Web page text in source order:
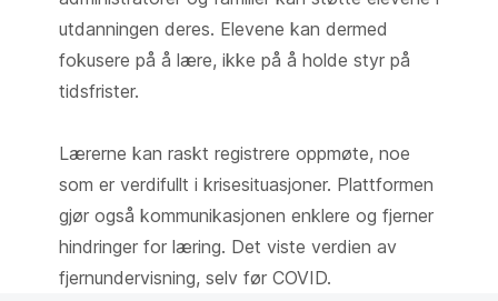
utdanningen deres. Elevene kan dermed
fokusere på å lære, ikke på å holde styr på
tidsfrister.
Lærerne kan raskt registrere oppmøte, noe
som er verdifullt i krisesituasjoner. Plattformen
gjør også kommunikasjonen enklere og fjerner
hindringer for læring. Det viste verdien av
fjernundervisning, selv før COVID.